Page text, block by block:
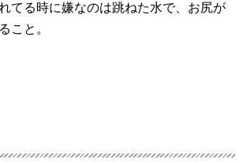
てる時に嫌なのは跳ねた水で、お尻が
こと。